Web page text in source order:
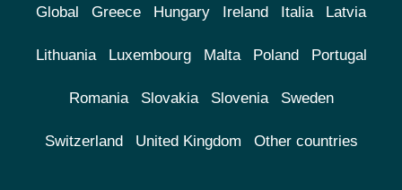
Global Greece Hungary Ireland Italia Latvia
Lithuania Luxembourg Malta Poland Portugal
Romania Slovakia Slovenia Sweden
Switzerland United Kingdom Other countries